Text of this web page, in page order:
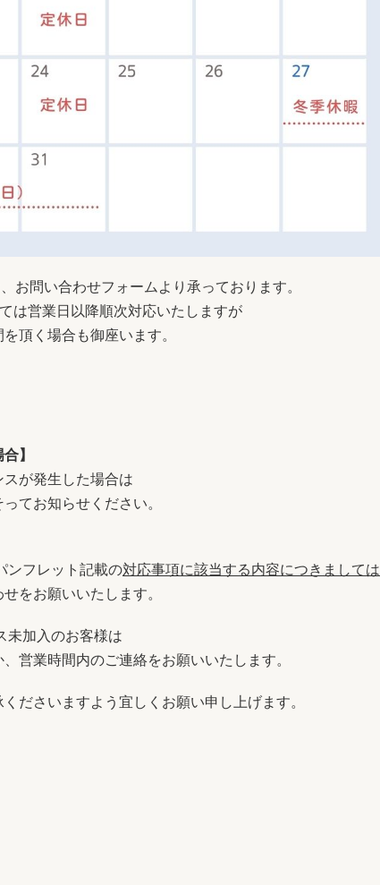
お問い合わせフォームより承っております。
は営業日以降順次対応いたしますが
頂く場合も御座います。
】
が発生した場合は
てお知らせください。
ンフレット記載の対応事項に該当する内容につきましては
をお願いいたします。
未加入のお客様は
営業時間内のご連絡をお願いいたします。
ださいますよう宜しくお願い申し上げます。